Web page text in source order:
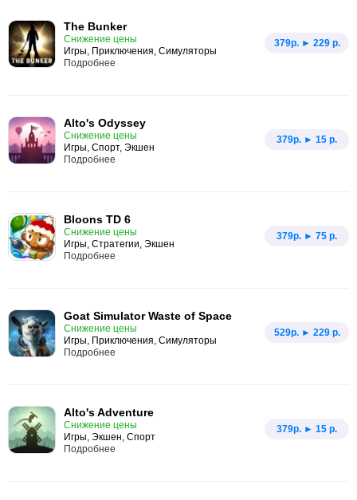
The Bunker
Снижение цены
Игры, Приключения, Симуляторы
379p. ► 229 р.
Подробнее
Alto's Odyssey
Снижение цены
Игры, Спорт, Экшен
379p. ► 15 р.
Подробнее
Bloons TD 6
Снижение цены
Игры, Стратегии, Экшен
379p. ► 75 р.
Подробнее
Goat Simulator Waste of Space
Снижение цены
Игры, Приключения, Симуляторы
529p. ► 229 р.
Подробнее
Alto's Adventure
Снижение цены
Игры, Экшен, Спорт
379p. ► 15 р.
Подробнее